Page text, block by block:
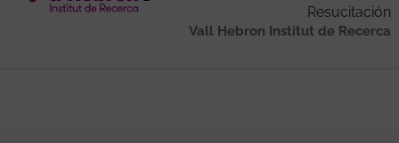
Resucitación
Vall Hebron Institut de Recerca